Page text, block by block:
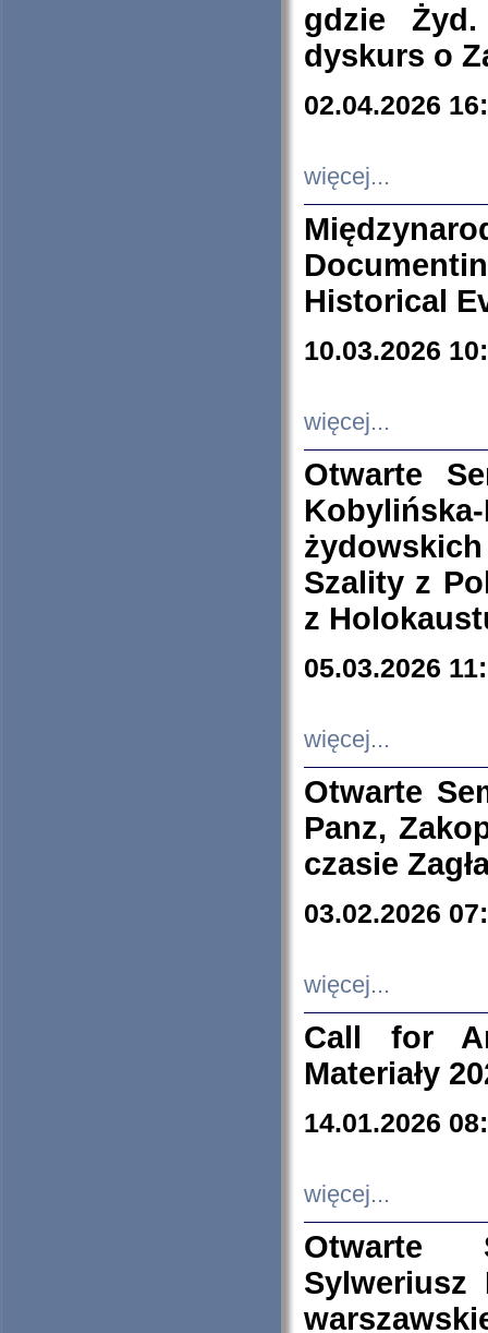
gdzie
dyskurs o
02.04.2026
więcej...
Historical
10.03.2026
więcej...
Otwarte
Szality z
z
05.03.2026
więcej...
Otwarte
Panz,
czasie
03.02.2026
więcej...
Call for
Materiały
14.01.2026
więcej...
Otwarte
Sylweriusz